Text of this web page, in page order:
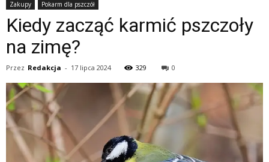
Zakupy Pokarm dla pszczół
Kiedy zacząć karmić pszczoły
na zimę?
Przez Redakcja - 17 lipca 2024 329 0